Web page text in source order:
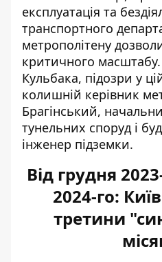
експлуатація та
транспортного
метрополітену
критичного
Кульбака, підозри у
колишній керівник
Брагінський,
тунельних споруд і
інженер підземки.
Від грудня
2024-го:
третини